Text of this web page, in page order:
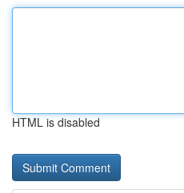
HTML is disabled